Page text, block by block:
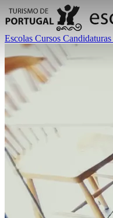
Escolas Cursos Candidaturas